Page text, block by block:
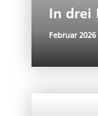
In drei
Februar 2026